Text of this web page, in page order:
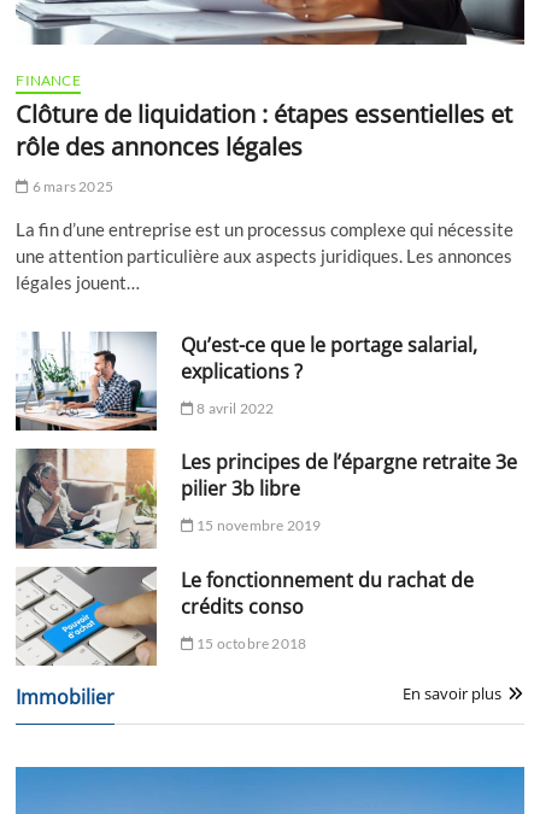
FINANCE
Clôture de liquidation : étapes essentielles et
rôle des annonces légales
6 mars 2025
La fin d’une entreprise est un processus complexe qui nécessite
une attention particulière aux aspects juridiques. Les annonces
légales jouent…
Qu’est-ce que le portage salarial,
explications ?
8 avril 2022
Les principes de l’épargne retraite 3e
pilier 3b libre
15 novembre 2019
Le fonctionnement du rachat de
crédits conso
15 octobre 2018
Immobilier En savoir plus